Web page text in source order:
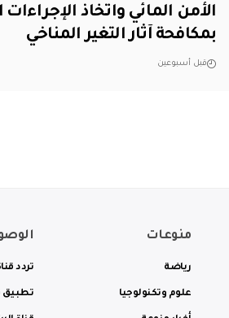
الأمن المائي واتخاذ الإجراءات
بمكافحة آثار التغير المناخي
قبل أسبوعين
منوعات
رياضة
علوم وتكنولوجيا
تردد
تطبيق